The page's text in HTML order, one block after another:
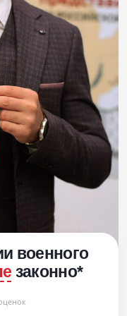
военного
законно*